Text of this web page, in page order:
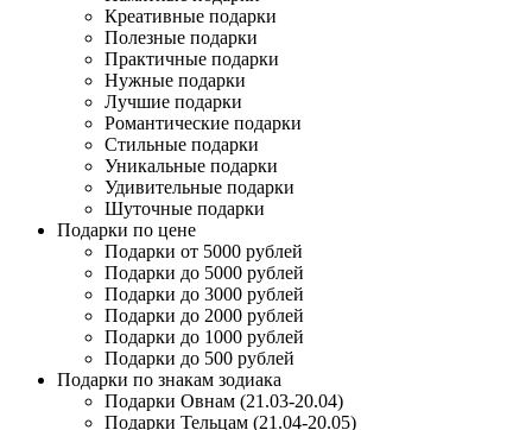
Креативные подарки
Полезные подарки
Практичные подарки
Нужные подарки
Лучшие подарки
Романтические подарки
Стильные подарки
Уникальные подарки
Удивительные подарки
Шуточные подарки
Подарки по цене
Подарки от 5000 рублей
Подарки до 5000 рублей
Подарки до 3000 рублей
Подарки до 2000 рублей
Подарки до 1000 рублей
Подарки до 500 рублей
Подарки по знакам зодиака
Подарки Овнам (21.03-20.04)
Подарки Тельцам (21.04-20.05)